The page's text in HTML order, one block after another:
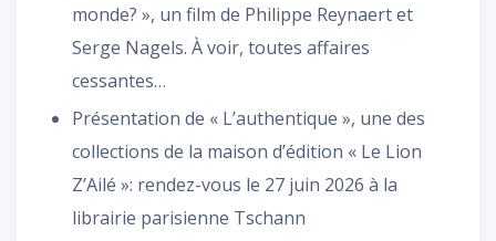
monde? », un film de Philippe Reynaert et
Serge Nagels. À voir, toutes affaires
cessantes…
Présentation de « L’authentique », une des
collections de la maison d’édition « Le Lion
Z’Ailé »: rendez-vous le 27 juin 2026 à la
librairie parisienne Tschann